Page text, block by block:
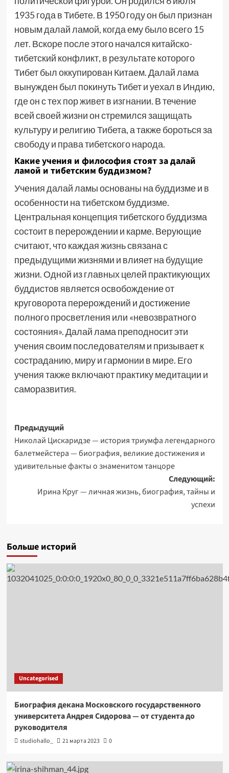
1935 года в Тибете. В 1950 году он был признан
новым далай ламой, когда ему было всего 15
лет. Вскоре после этого начался китайско-
тибетский конфликт, в результате которого
Тибет был оккупирован Китаем. Далай лама
вынужден был покинуть Тибет и уехал в Индию,
где он с тех пор живет в изгнании. В течение
всей своей жизни он стремился защищать
культуру и религию Тибета, а также бороться за
свободу и права тибетского народа.
Какие учения и философия стоят за далай
ламой и тибетским буддизмом?
Учения далай ламы основаны на буддизме и в
особенности на тибетском буддизме.
Центральная концепция тибетского буддизма
состоит в перерождении и карме. Верующие
считают, что каждая жизнь связана с
предыдущими жизнями и влияет на будущие
жизни. Одной из главных целей практикующих
буддистов является освобождение от
круговорота перерождений и достижение
полного просветления или «невозвратного
состояния». Далай лама преподносит эти
учения своим последователям и призывает к
состраданию, миру и гармонии в мире. Его
учения также включают практику медитации и
саморазвития.
Навигация
записи
Предыдущий
Николай Цискаридзе — история триумфа легендарного
балетмейстера — биография, великие достижения и
удивительные факты о знаменитом танцоре
Следующий:
Ирина Круг — личная жизнь, биография, тайны и
успехи
Больше историй
Uncategorised
Биография декана Московского государственного
университета Андрея Сидорова — от студента до
руководителя
studiohallo_ 21 марта 2023 0